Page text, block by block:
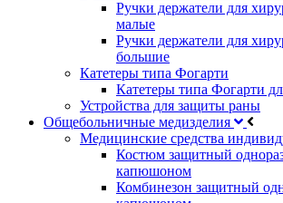
Ручки держатели для
малые
Ручки держатели для
большие
Катетеры типа Фогарти
Катетеры типа Фогарти
Устройства для защиты раны
Общебольничные медизделия
Медицинские средства
Костюм защитный
капюшоном
Комбинезон защитный